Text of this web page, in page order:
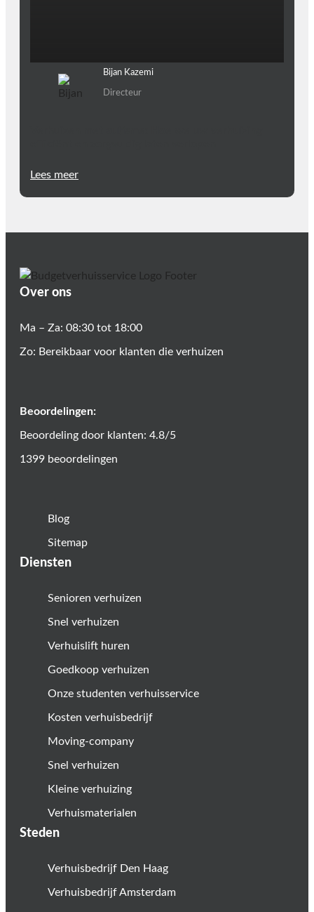
Bijan Kazemi
Directeur
Lees meer
Over ons
Ma – Za: 08:30 tot 18:00
Zo: Bereikbaar voor klanten die verhuizen
Beoordelingen:
Beoordeling door klanten: 4.8/5
1399 beoordelingen
Blog
Sitemap
Diensten
Senioren verhuizen
Snel verhuizen
Verhuislift huren
Goedkoop verhuizen
Onze studenten verhuisservice
Kosten verhuisbedrijf
Moving-company
Snel verhuizen
Kleine verhuizing
Verhuismaterialen
Steden
Verhuisbedrijf Den Haag
Verhuisbedrijf Amsterdam